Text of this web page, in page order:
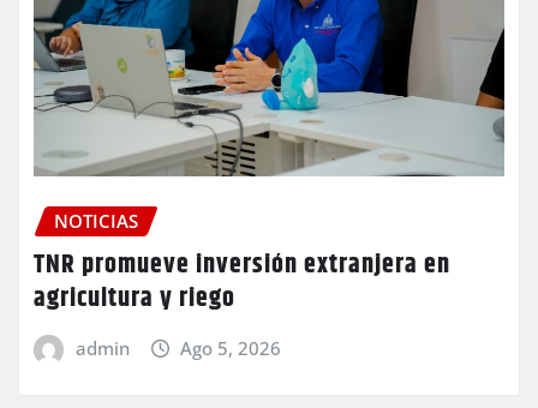
NOTICIAS
TNR promueve inversión extranjera en
agricultura y riego
admin Ago 5, 2026